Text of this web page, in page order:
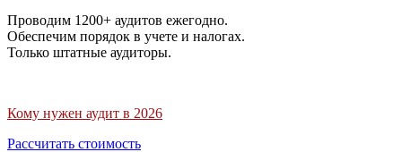
Проводим 1200+ аудитов ежегодно.
Обеспечим порядок в учете и налогах.
Только штатные аудиторы.
Кому нужен аудит в 2026
Рассчитать стоимость